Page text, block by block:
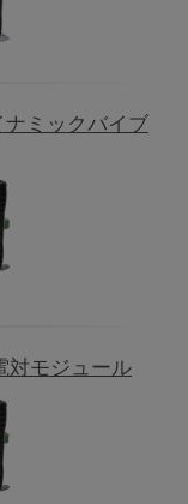
ミックバイブ
対モジュール